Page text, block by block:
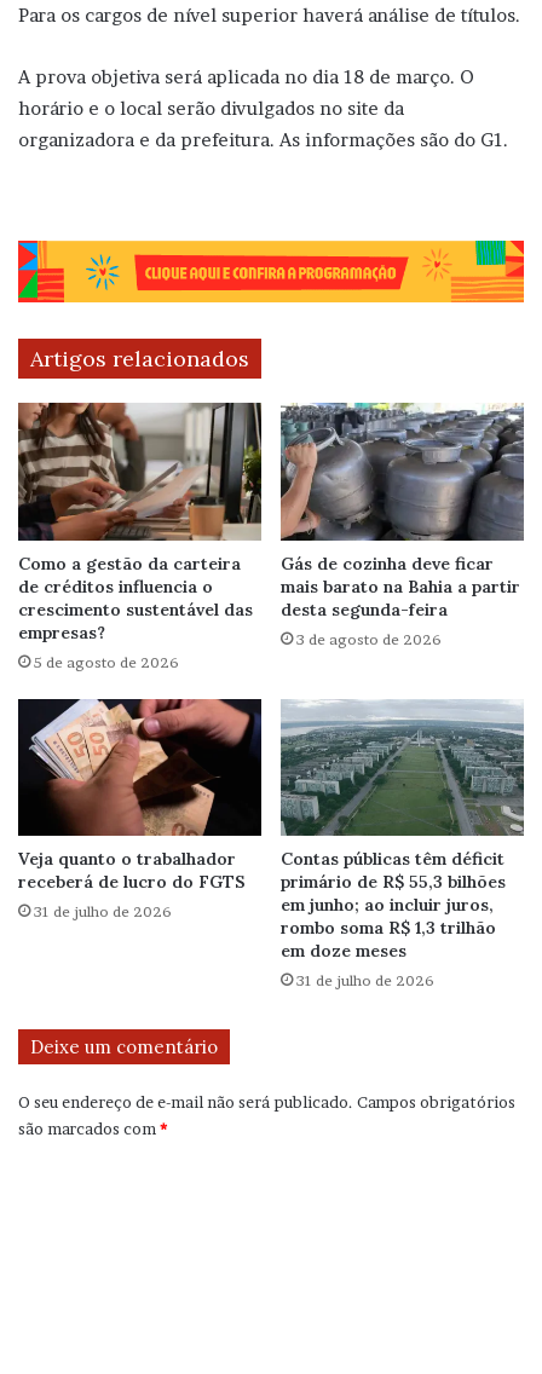
Para os cargos de nível superior haverá análise de títulos.
A prova objetiva será aplicada no dia 18 de março. O
horário e o local serão divulgados no site da
organizadora e da prefeitura. As informações são do G1.
Artigos relacionados
Como a gestão da carteira
de créditos influencia o
crescimento sustentável das
empresas?
5 de agosto de 2026
Gás de cozinha deve ficar
mais barato na Bahia a partir
desta segunda-feira
3 de agosto de 2026
Veja quanto o trabalhador
receberá de lucro do FGTS
31 de julho de 2026
Contas públicas têm déficit
primário de R$ 55,3 bilhões
em junho; ao incluir juros,
rombo soma R$ 1,3 trilhão
em doze meses
31 de julho de 2026
Deixe um comentário
O seu endereço de e-mail não será publicado. Campos obrigatórios
são marcados com*